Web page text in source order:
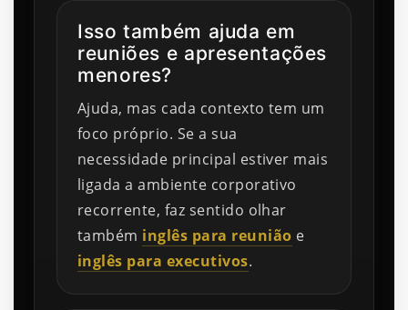
Isso também ajuda em
reuniões e apresentações
menores?
Ajuda, mas cada contexto tem um
foco próprio. Se a sua
necessidade principal estiver mais
ligada a ambiente corporativo
recorrente, faz sentido olhar
também inglês para reunião e
inglês para executivos.